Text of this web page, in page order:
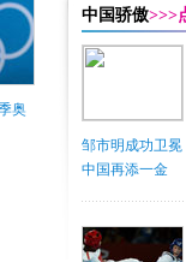
奥
中国骄傲>>>
邹市明成功卫冕
中国再添一金